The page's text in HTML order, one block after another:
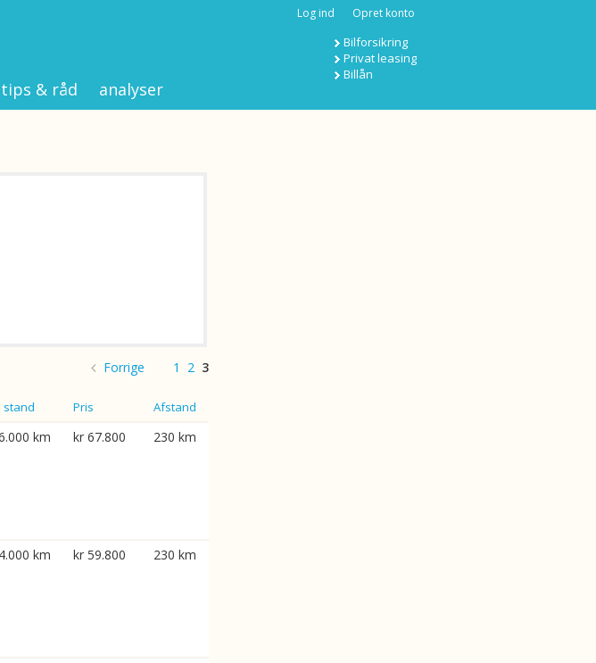
Log ind Opret konto
Bilforsikring
Privat leasing
Billån
tips & råd analyser
Forrige 1 2 3
stand Pris Afstand
km kr 67.800 230 km
km kr 59.800 230 km